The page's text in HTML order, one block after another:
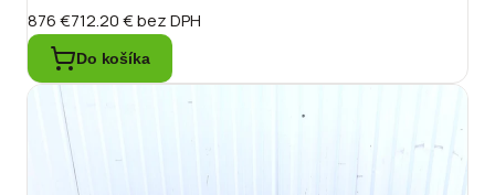
876 €712.20 €bez DPH
Do košíka